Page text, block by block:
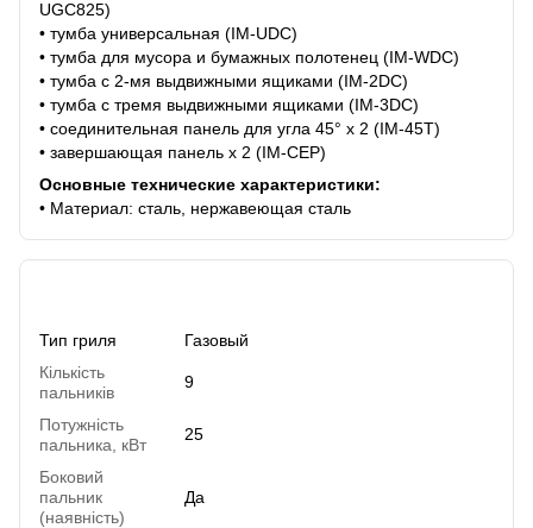
UGC825)
• тумба универсальная (IM-UDC)
• тумба для мусора и бумажных полотенец (IM-WDC)
• тумба с 2-мя выдвижными ящиками (IM-2DC)
• тумба с тремя выдвижными ящиками (IM-3DC)
• соединительная панель для угла 45° х 2 (IM-45T)
• завершающая панель х 2 (IM-CEP)
Основные технические характеристики:
• Материал: сталь, нержавеющая сталь
Тип гриля
Газовый
Кількість
пальників
9
Потужність
пальника, кВт
25
Боковий
пальник
(наявність)
Да